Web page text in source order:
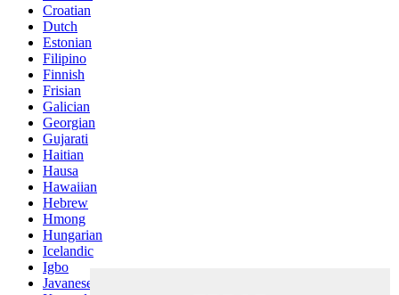
Croatian
Dutch
Estonian
Filipino
Finnish
Frisian
Galician
Georgian
Gujarati
Haitian
Hausa
Hawaiian
Hebrew
Hmong
Hungarian
Icelandic
Igbo
Javanese